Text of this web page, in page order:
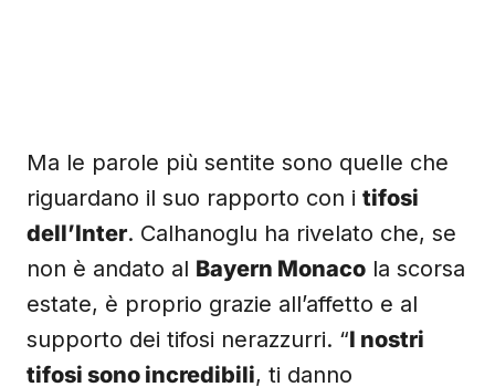
Ma le parole più sentite sono quelle che
riguardano il suo rapporto con i tifosi
dell’Inter. Calhanoglu ha rivelato che, se
non è andato al Bayern Monaco la scorsa
estate, è proprio grazie all’affetto e al
supporto dei tifosi nerazzurri. “I nostri
tifosi sono incredibili, ti danno